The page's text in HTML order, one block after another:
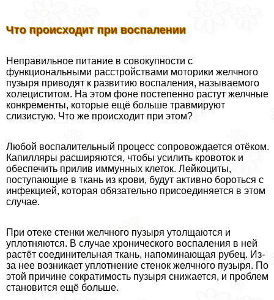
Что происходит при воспалении
Неправильное питание в совокупности с
функциональными расстройствами моторики желчного
пузыря приводят к развитию воспаления, называемого
холециститом. На этом фоне постепенно растут желчные
конкременты, которые ещё больше травмируют
слизистую. Что же происходит при этом?
Любой воспалительный процесс сопровождается отёком.
Капилляры расширяются, чтобы усилить кровоток и
обеспечить прилив иммунных клеток. Лейкоциты,
поступающие в ткань из крови, будут активно бороться с
инфекцией, которая обязательно присоединяется в этом
случае.
При отеке стенки желчного пузыря утолщаются и
уплотняются. В случае хронического воспаления в ней
растёт соединительная ткань, напоминающая рубец. Из-
за нее возникает уплотнение стенок желчного пузыря. По
этой причине сократимость пузыря снижается, и проблем
становится ещё больше.